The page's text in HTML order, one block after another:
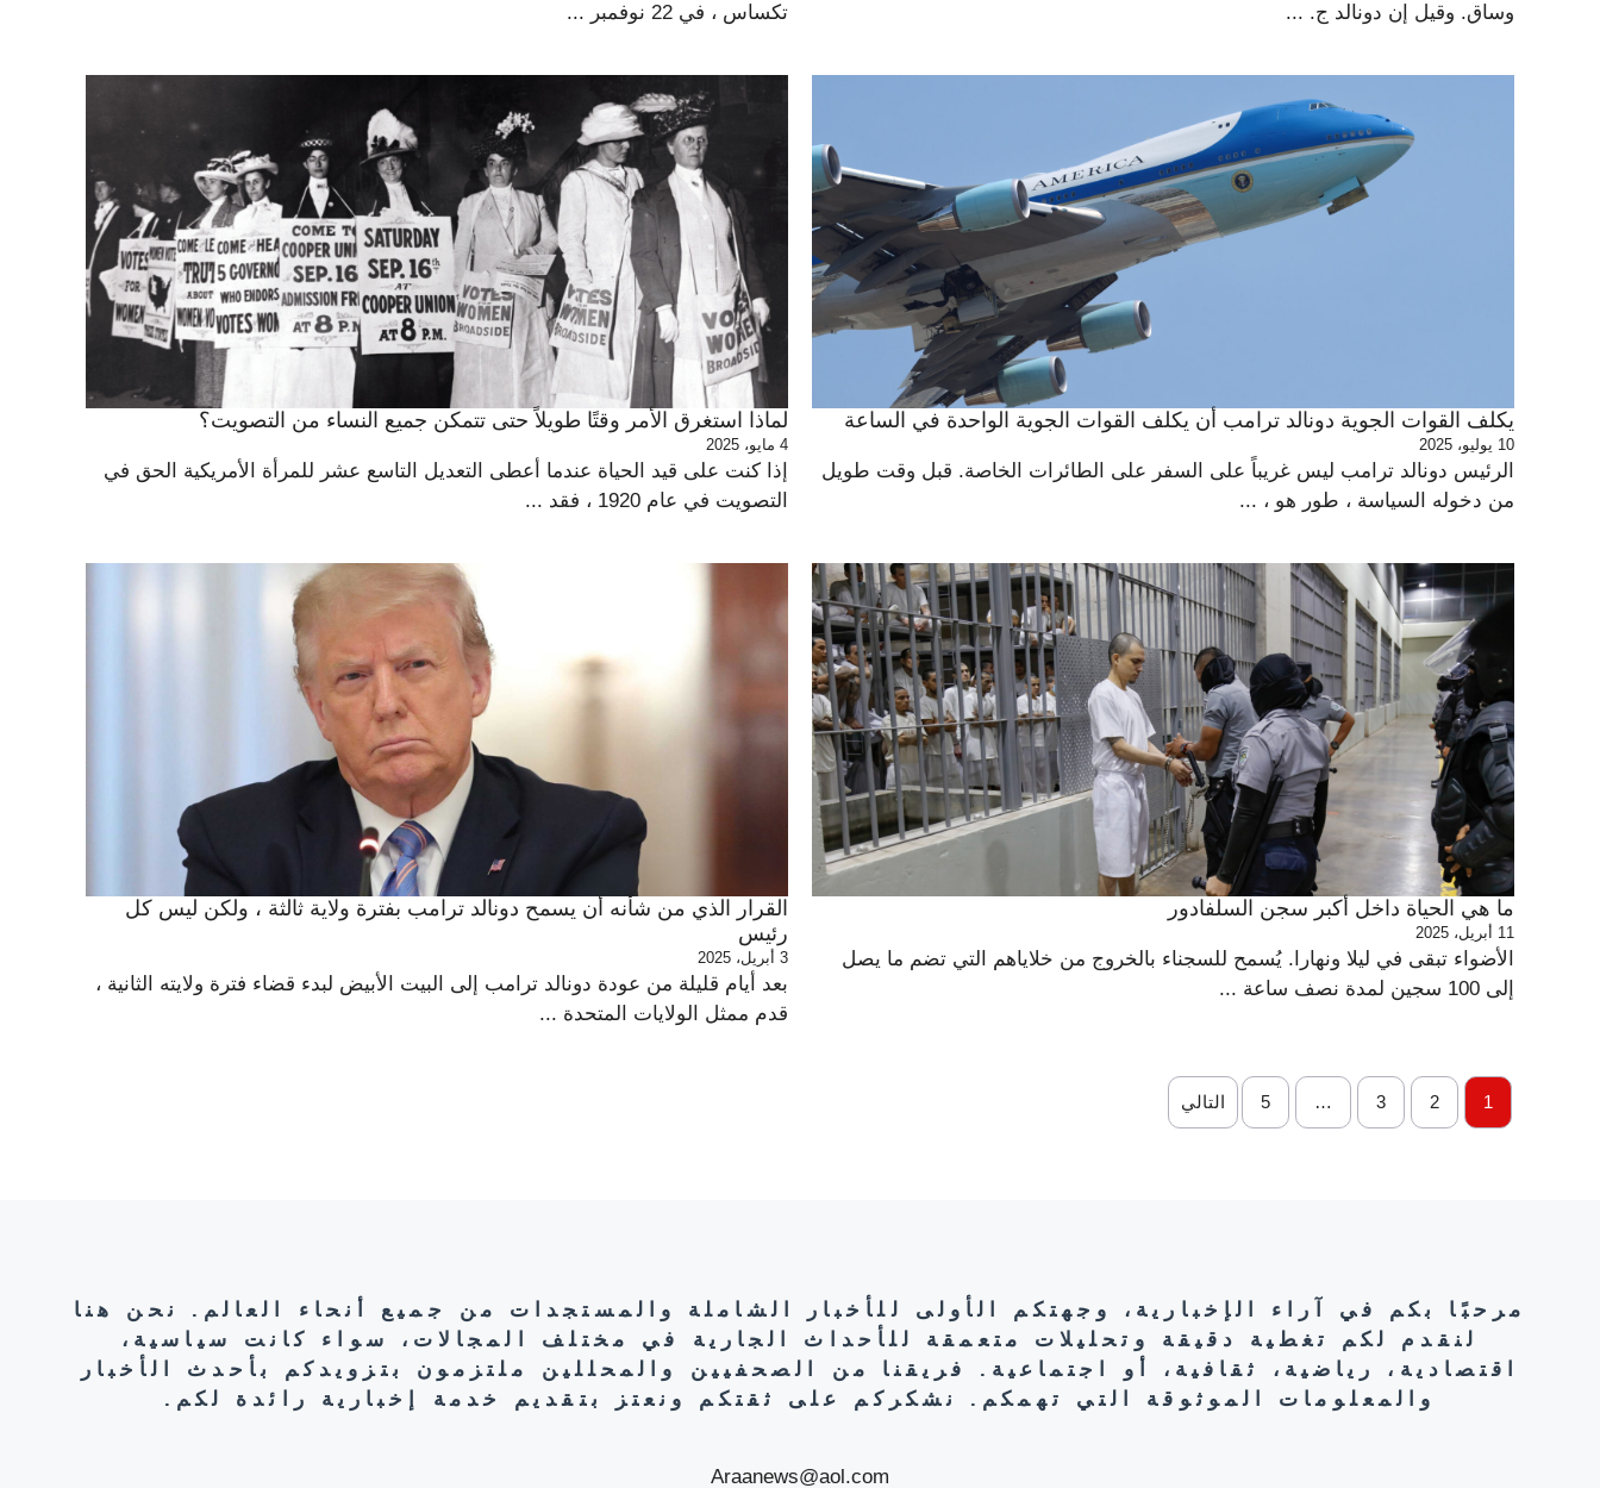
وساق. وقيل إن دونالد ج. ...
تكساس ، في 22 نوفمبر ...
يكلف القوات الجوية دونالد ترامب أن يكلف القوات الجوية الواحدة في الساعة
10 يوليو، 2025
الرئيس دونالد ترامب ليس غريباً على السفر على الطائرات الخاصة. قبل وقت طويل
من دخوله السياسة ، طور هو ، ...
لماذا استغرق الأمر وقتًا طويلاً حتى تتمكن جميع النساء من التصويت؟
4 مايو، 2025
إذا كنت على قيد الحياة عندما أعطى التعديل التاسع عشر للمرأة الأمريكية الحق في
التصويت في عام 1920 ، فقد ...
ما هي الحياة داخل أكبر سجن السلفادور
11 أبريل، 2025
الأضواء تبقى في ليلا ونهارا. يُسمح للسجناء بالخروج من خلاياهم التي تضم ما يصل
إلى 100 سجين لمدة نصف ساعة ...
القرار الذي من شأنه أن يسمح دونالد ترامب بفترة ولاية ثالثة ، ولكن ليس كل
رئيس
3 أبريل، 2025
بعد أيام قليلة من عودة دونالد ترامب إلى البيت الأبيض لبدء قضاء فترة ولايته الثانية ،
قدم ممثل الولايات المتحدة ...
1
2
3
…
5 التالي
مرحبًا بكم في آراء الإخبارية، وجهتكم الأولى للأخبار الشاملة والمستجدات من جميع أنحاء العالم. نحن هنا
لنقدم لكم تغطية دقيقة وتحليلات متعمقة للأحداث الجارية في مختلف المجالات، سواء كانت سياسية،
اقتصادية، رياضية، ثقافية، أو اجتماعية. فريقنا من الصحفيين والمحللين ملتزمون بتزويدكم بأحدث الأخبار
والمعلومات الموثوقة التي تهمكم. نشكركم على ثقتكم ونعتز بتقديم خدمة إخبارية رائدة لكم.
Araanews@aol.com